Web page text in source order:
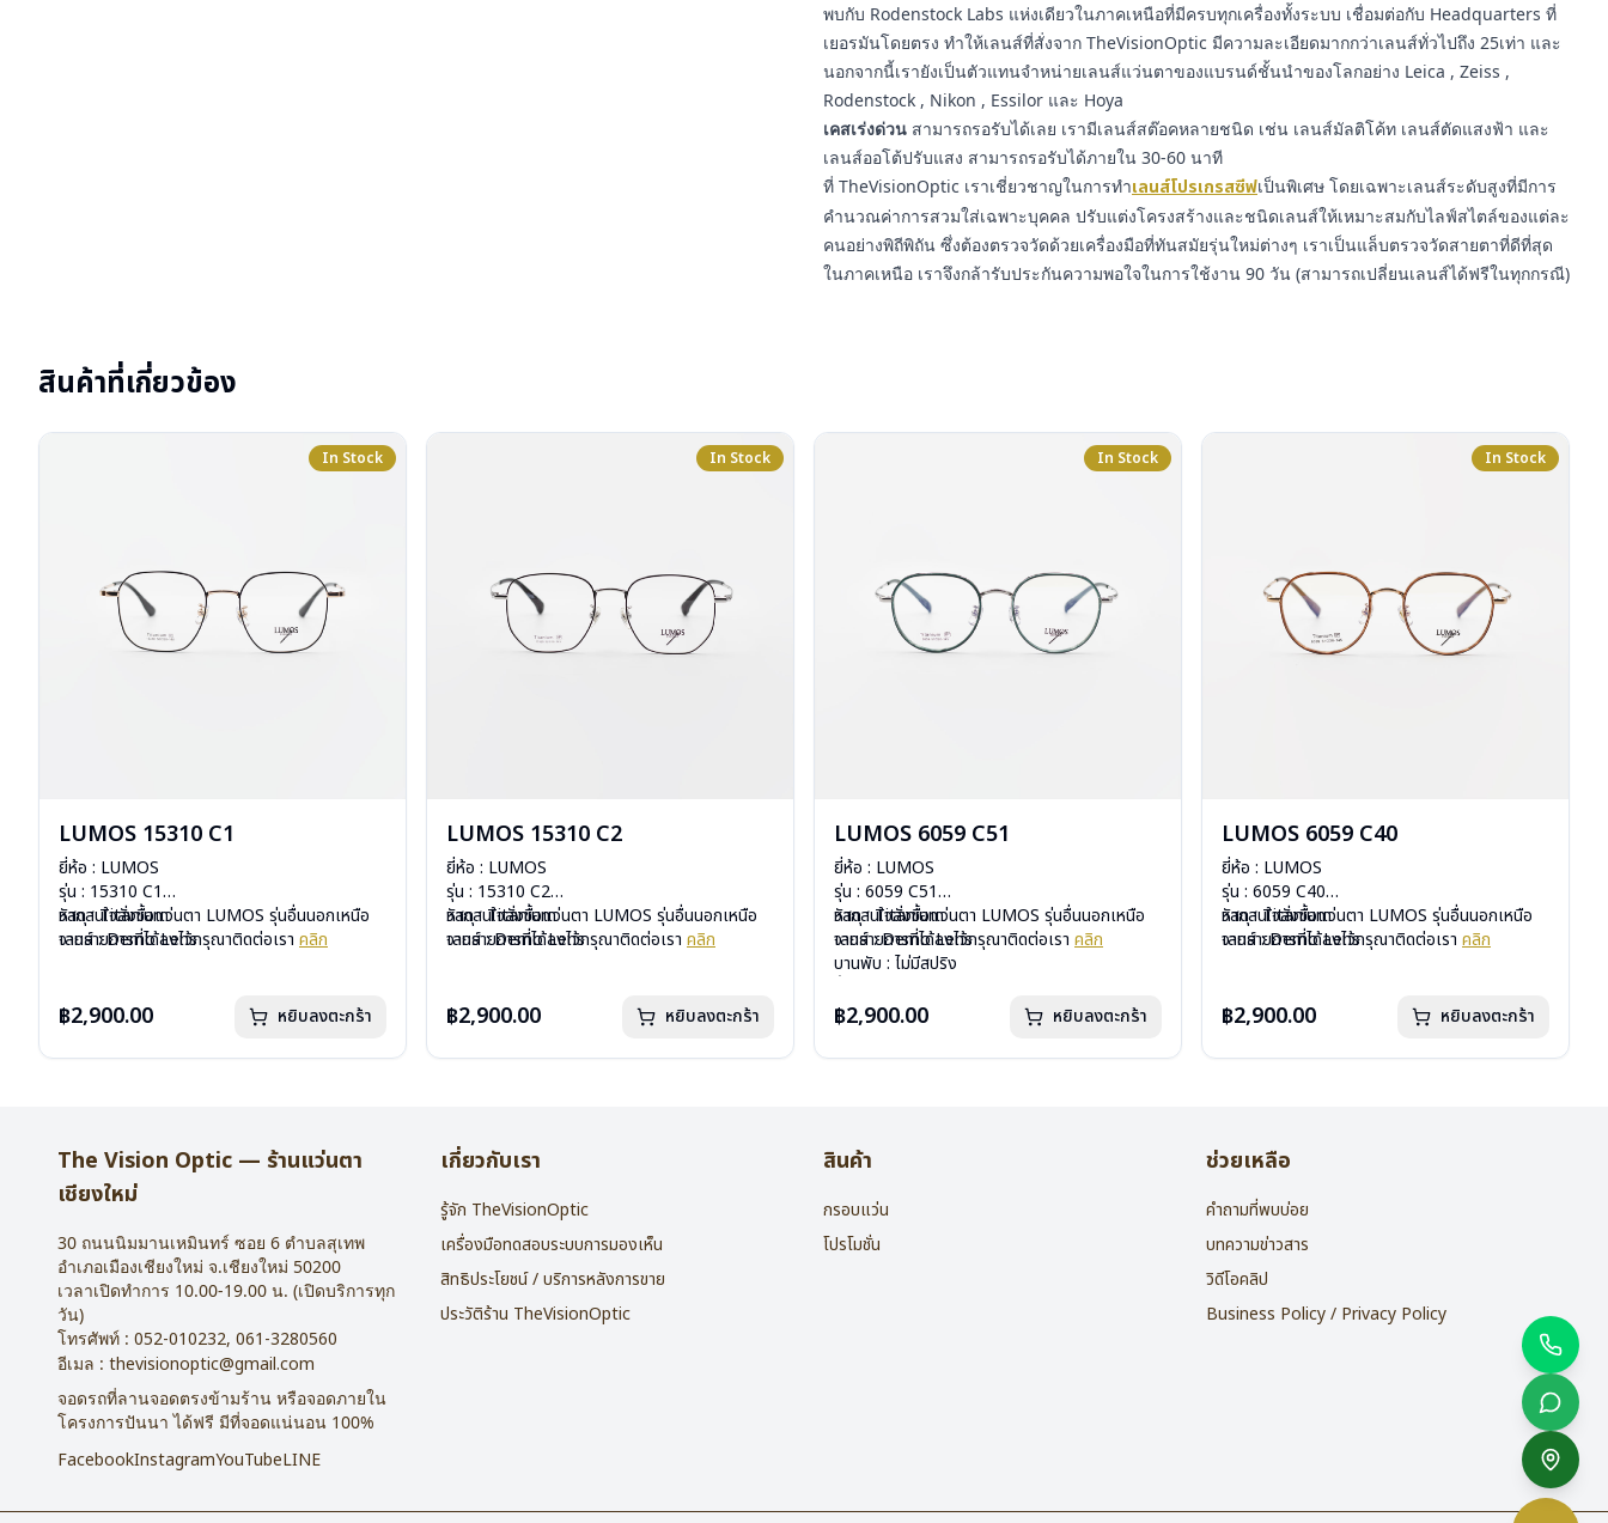
พบกับ Rodenstock Labs แห่งเดียวในภาคเหนือที่มีครบทุกเครื่องทั้งระบบ เชื่อมต่อกับ Headquarters ที่
เยอรมันโดยตรง ทำให้เลนส์ที่สั่งจาก TheVisionOptic มีความละเอียดมากกว่าเลนส์ทั่วไปถึง 25เท่า และ
นอกจากนี้เรายังเป็นตัวแทนจำหน่ายเลนส์แว่นตาของแบรนด์ชั้นนำของโลกอย่าง Leica , Zeiss ,
Rodenstock , Nikon , Essilor และ Hoya
เคสเร่งด่วน สามารถรอรับได้เลย เรามีเลนส์สต๊อคหลายชนิด เช่น เลนส์มัลติโค้ท เลนส์ตัดแสงฟ้า และ
เลนส์ออโต้ปรับแสง สามารถรอรับได้ภายใน 30-60 นาที
ที่ TheVisionOptic เราเชี่ยวชาญในการทำเลนส์โปรเกรสซีฟเป็นพิเศษ โดยเฉพาะเลนส์ระดับสูงที่มีการ
คำนวณค่าการสวมใส่เฉพาะบุคคล ปรับแต่งโครงสร้างและชนิดเลนส์ให้เหมาะสมกับไลฟ์สไตล์ของแต่ละ
คนอย่างพิถีพิถัน ซึ่งต้องตรวจวัดด้วยเครื่องมือที่ทันสมัยรุ่นใหม่ต่างๆ เราเป็นแล็บตรวจวัดสายตาที่ดีที่สุด
ในภาคเหนือ เราจึงกล้ารับประกันความพอใจในการใช้งาน 90 วัน (สามารถเปลี่ยนเลนส์ได้ฟรีในทุกกรณี)
สินค้าที่เกี่ยวข้อง
In Stock
LUMOS 15310 C1
ยี่ห้อ : LUMOS
รุ่น : 15310 C1
วัสดุ : Titanium
เลนส์ : Demo Lens
อุปกรณ์ : กล่องแว่น , ผ้าเช็ดแว่น
หากสนใจสั่งชื้อแว่นตา LUMOS รุ่นอื่นนอกเหนือ
จากรายการที่ได้ลงไว้กรุณาติดต่อเรา คลิก
฿2,900.00 หยิบลงตะกร้า
In Stock
LUMOS 15310 C2
ยี่ห้อ : LUMOS
รุ่น : 15310 C2
วัสดุ : Titanium
เลนส์ : Demo Lens
อุปกรณ์ : กล่องแว่น , ผ้าเช็ดแว่น
หากสนใจสั่งชื้อแว่นตา LUMOS รุ่นอื่นนอกเหนือ
จากรายการที่ได้ลงไว้กรุณาติดต่อเรา คลิก
฿2,900.00 หยิบลงตะกร้า
In Stock
LUMOS 6059 C51
ยี่ห้อ : LUMOS
รุ่น : 6059 C51
วัสดุ : Titanium
เลนส์ : Demo Lens
บานพับ : ไม่มีสปริง
อุปกรณ์ : กล่องแว่น , ผ้าเช็ดแว่น
หากสนใจสั่งชื้อแว่นตา LUMOS รุ่นอื่นนอกเหนือ
จากรายการที่ได้ลงไว้กรุณาติดต่อเรา คลิก
฿2,900.00 หยิบลงตะกร้า
In Stock
LUMOS 6059 C40
ยี่ห้อ : LUMOS
รุ่น : 6059 C40
วัสดุ : Titanium
เลนส์ : Demo Lens
อุปกรณ์ : กล่องแว่น , ผ้าเช็ดแว่น
หากสนใจสั่งชื้อแว่นตา LUMOS รุ่นอื่นนอกเหนือ
จากรายการที่ได้ลงไว้กรุณาติดต่อเรา คลิก
฿2,900.00 หยิบลงตะกร้า
The Vision Optic — ร้านแว่นตา
เชียงใหม่
30 ถนนนิมมานเหมินทร์ ซอย 6 ตำบลสุเทพ
อำเภอเมืองเชียงใหม่ จ.เชียงใหม่ 50200
เวลาเปิดทำการ 10.00-19.00 น. (เปิดบริการทุก
วัน)
โทรศัพท์ : 052-010232, 061-3280560
อีเมล : thevisionoptic@gmail.com
จอดรถที่ลานจอดตรงข้ามร้าน หรือจอดภายใน
โครงการปันนา ได้ฟรี มีที่จอดแน่นอน 100%
FacebookInstagramYouTubeLINE
เกี่ยวกับเรา
รู้จัก TheVisionOptic
เครื่องมือทดสอบระบบการมองเห็น
สิทธิประโยชน์ / บริการหลังการขาย
ประวัติร้าน TheVisionOptic
สินค้า
กรอบแว่น
โปรโมชั่น
ช่วยเหลือ
คำถามที่พบบ่อย
บทความข่าวสาร
วิดีโอคลิป
Business Policy / Privacy Policy